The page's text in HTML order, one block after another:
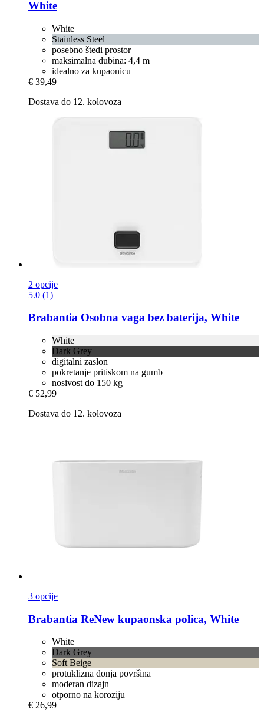
White
White
Stainless Steel
posebno štedi prostor
maksimalna dubina: 4,4 m
idealno za kupaonicu
€ 39,49
Dostava do 12. kolovoza
2 opcije
5.0 (1)
Brabantia Osobna vaga bez baterija, White
White
Dark Grey
digitalni zaslon
pokretanje pritiskom na gumb
nosivost do 150 kg
€ 52,99
Dostava do 12. kolovoza
3 opcije
Brabantia ReNew kupaonska polica, White
White
Dark Grey
Soft Beige
protuklizna donja površina
moderan dizajn
otporno na koroziju
€ 26,99